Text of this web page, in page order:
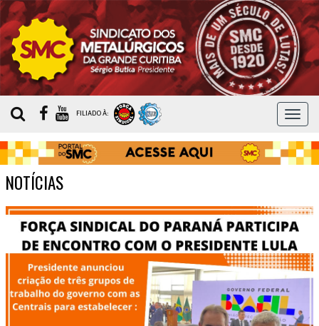
MENU
FILIADO À:
NOTÍCIAS